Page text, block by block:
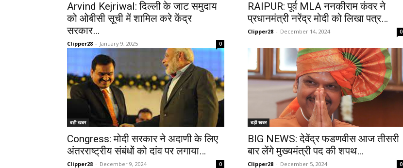
Arvind Kejriwal: दिल्ली के जाट समुदाय
को ओबीसी सूची में शामिल करे केंद्र
सरकार…
Clipper28 - January 9, 2025 0
RAIPUR: पूर्व MLA ननकीराम कंवर ने
प्रधानमंत्री नरेंद्र मोदी को लिखा पत्र…
Clipper28 - December 14, 2024 0
बड़ी खबर
Congress: मोदी सरकार ने अदाणी के लिए
अंतरराष्ट्रीय संबंधों को दांव पर लगाया…
Clipper28 - December 9, 2024 0
बड़ी खबर
BIG NEWS: देवेंद्र फडणवीस आज तीसरी
बार लेंगे मुख्यमंत्री पद की शपथ…
Clipper28 - December 5, 2024 0